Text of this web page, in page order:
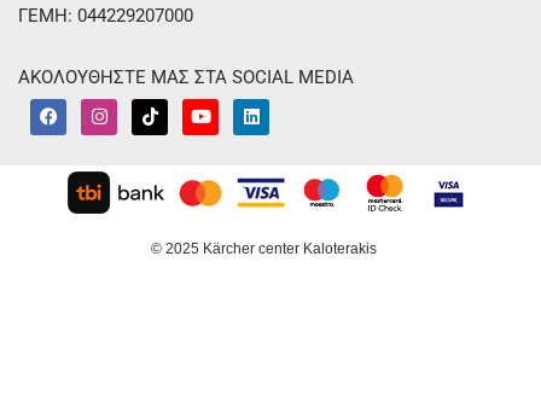
ΓΕΜΗ: 044229207000
ΑΚΟΛΟΥΘΗΣΤΕ ΜΑΣ ΣΤΑ SOCIAL MEDIA
F
a
c
I
n
s
a
g
r
T
i
k
k
Y
o
u
u
b
L
i
n
e
d
i
© 2025 Kärcher center Kaloterakis